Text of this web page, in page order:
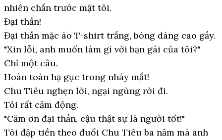
nhiên chắn trước mặt tôi.
Đại thần!
Đại thần mặc áo T-shirt trắng, bóng dáng cao gầy.
"Xin lỗi, anh muốn làm gì với bạn gái của tôi?"
Chỉ một câu.
Hoàn toàn hạ gục trong nháy mắt!
Chu Tiêu nghẹn lời, ngại ngùng rời đi.
Tôi rất cảm động.
"Cảm ơn đại thần, cậu thật sự là người tốt!"
Tôi đập tiền theo đuổi Chu Tiêu ba năm mà anh